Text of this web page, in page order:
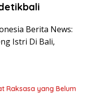
Berita News:
Istri Di Bali,
Raksasa yang Belum